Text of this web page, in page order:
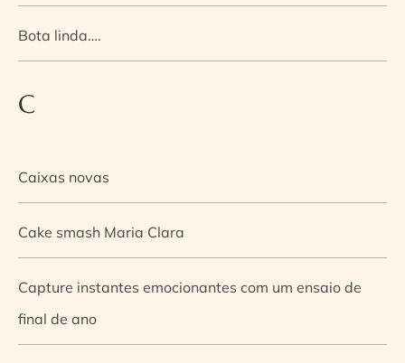
Bota linda….
C
Caixas novas
Cake smash Maria Clara
Capture instantes emocionantes com um ensaio de
final de ano